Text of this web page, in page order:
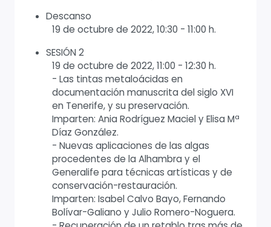
Descanso
19 de octubre de 2022, 10:30 - 11:00 h.
SESIÓN 2
19 de octubre de 2022, 11:00 - 12:30 h.
- Las tintas metaloácidas en
documentación manuscrita del siglo XVI
en Tenerife, y su preservación.
Imparten: Ania Rodríguez Maciel y Elisa Mª
Díaz González.
- Nuevas aplicaciones de las algas
procedentes de la Alhambra y el
Generalife para técnicas artísticas y de
conservación-restauración.
Imparten: Isabel Calvo Bayo, Fernando
Bolívar-Galiano y Julio Romero-Noguera.